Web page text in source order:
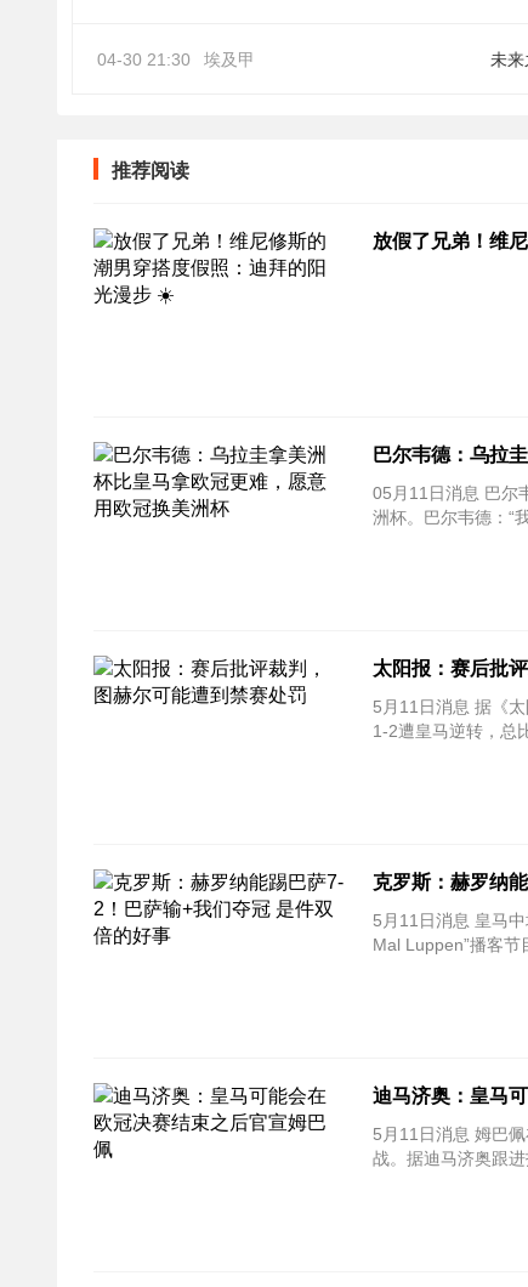
04-30 21:30 埃及甲 未来
推荐阅读
放假了兄弟！维
巴尔韦德：乌拉
05月11日消息 巴尔
洲杯。巴尔韦德：“
太阳报：赛后批
5月11日消息 据《
1-2遭皇马逆转，总
克罗斯：赫罗纳
5月11日消息 皇马
Mal Luppen”播客
迪马济奥：皇马
5月11日消息 姆巴
战。据迪马济奥跟